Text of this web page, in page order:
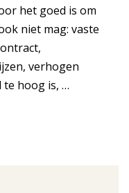
het goed is om
niet mag: vaste
verhogen
te hoog is, …